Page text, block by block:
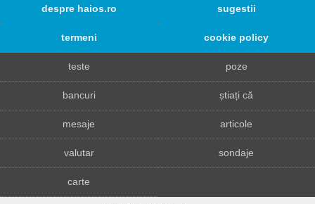
despre haios.ro sugestii
termeni cookie policy
teste poze
bancuri știați că
mesaje articole
valutar sondaje
carte